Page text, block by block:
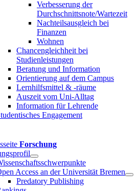
Verbesserung der
Durchschnittsnote/Wartezeit
Nachteilsausgleich bei
Finanzen
Wohnen
Chancengleichheit bei
Studienleistungen
Beratung und Information
Orientierung auf dem Campus
Lernhilfsmittel & -räume
Auszeit vom Uni-Alltag
Information für Lehrende
Engagement
Forschung
Access an der Universität Bremen
Predatory Publishing